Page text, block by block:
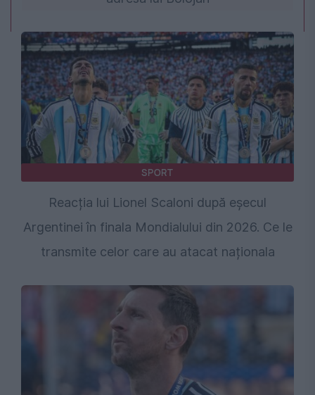
SPORT
Reacția lui Lionel Scaloni după eșecul
Argentinei în finala Mondialului din 2026. Ce le
transmite celor care au atacat naționala